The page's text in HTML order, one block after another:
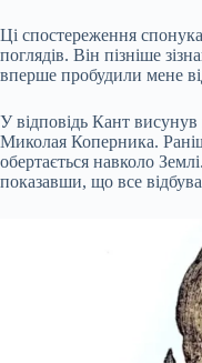
Ці спостереження
поглядів. Він пізніше
вперше пробудили мене
У відповідь Кант
Миколая Коперника.
обертається навколо
показавши, що все